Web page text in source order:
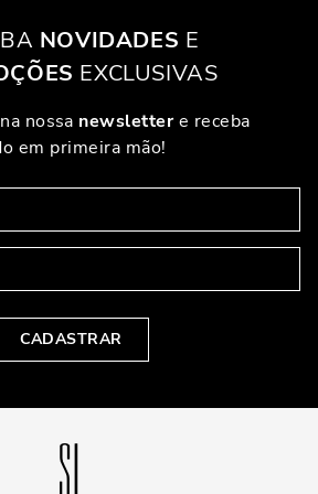
poderosa. Combine com saias de couro,
macacões justos. A ideia aqui é abusar da
o bom gosto. O salto fino, nesse caso, é como
A SANDÁLIA IDEAL PARA SEU
CONFORTO VERSUS ESTILO
O importante é escolher uma altura
por aí. Teste diferentes alturas e
para você.
modelos que reflitam sua personalidade.
cortes simples. Se gosta de ousar,
NOVIDADES E
EXCLUSIVAS
nossa newslettere receba
em primeira mão!
CADASTRAR